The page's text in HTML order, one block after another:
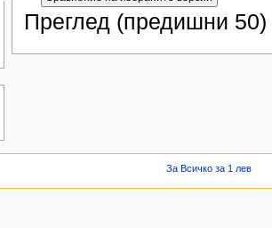
Преглед (предишни
За Всичко за 1 лев